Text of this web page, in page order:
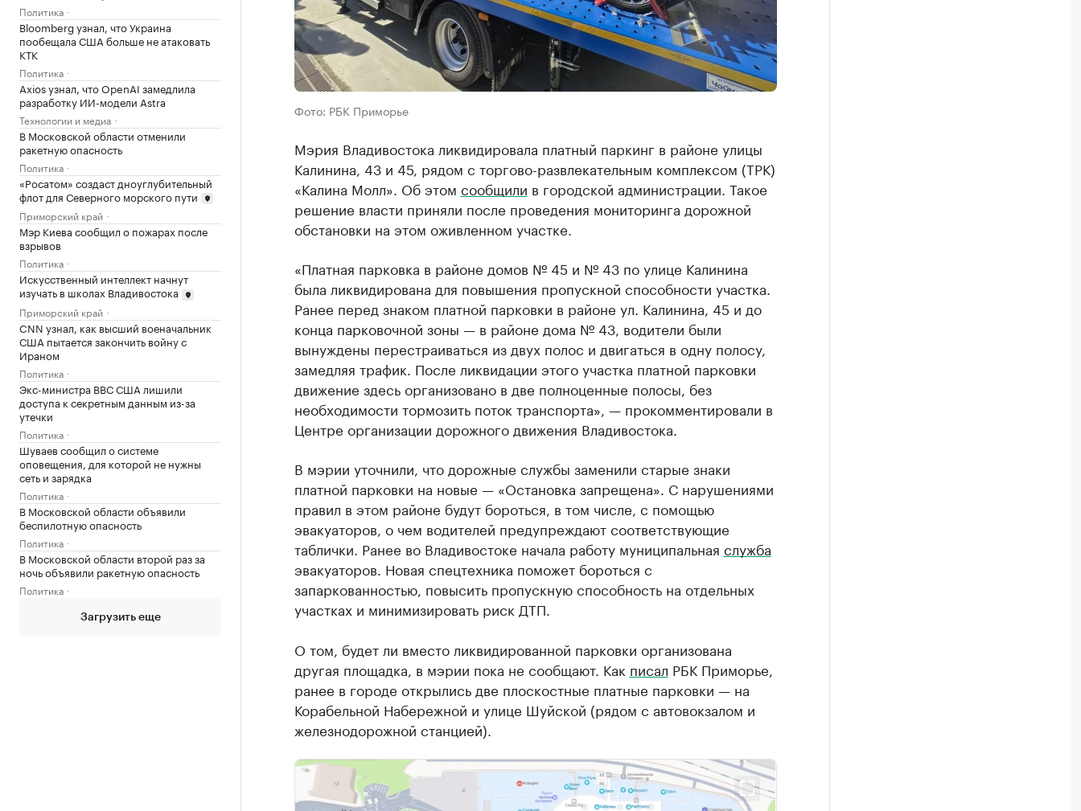
Политика
Bloomberg узнал, что Украина
пообещала США больше не атаковать
КТК
Политика
Axios узнал, что OpenAI замедлила
разработку ИИ-модели Astra
Технологии и медиа
В Московской области отменили
ракетную опасность
Политика
«Росатом» создаст дноуглубительный
флот для Северного морского пути
Приморский край
Мэр Киева сообщил о пожарах после
взрывов
Политика
Искусственный интеллект начнут
изучать в школах Владивостока
Приморский край
CNN узнал, как высший военачальник
США пытается закончить войну с
Ираном
Политика
Экс-министра ВВС США лишили
доступа к секретным данным из-за
утечки
Политика
Шуваев сообщил о системе
оповещения, для которой не нужны
сеть и зарядка
Политика
В Московской области объявили
беспилотную опасность
Политика
В Московской области второй раз за
ночь объявили ракетную опасность
Политика
Загрузить еще
Фото: РБК Приморье
Мэрия Владивостока ликвидировала платный паркинг в районе улицы
Калинина, 43 и 45, рядом с торгово-развлекательным комплексом (ТРК)
«Калина Молл». Об этом сообщили в городской администрации. Такое
решение власти приняли после проведения мониторинга дорожной
обстановки на этом оживленном участке.
«Платная парковка в районе домов № 45 и № 43 по улице Калинина
была ликвидирована для повышения пропускной способности участка.
Ранее перед знаком платной парковки в районе ул. Калинина, 45 и до
конца парковочной зоны — в районе дома № 43, водители были
вынуждены перестраиваться из двух полос и двигаться в одну полосу,
замедляя трафик. После ликвидации этого участка платной парковки
движение здесь организовано в две полноценные полосы, без
необходимости тормозить поток транспорта», — прокомментировали в
Центре организации дорожного движения Владивостока.
В мэрии уточнили, что дорожные службы заменили старые знаки
платной парковки на новые — «Остановка запрещена». С нарушениями
правил в этом районе будут бороться, в том числе, с помощью
эвакуаторов, о чем водителей предупреждают соответствующие
таблички. Ранее во Владивостоке начала работу муниципальная служба
эвакуаторов. Новая спецтехника поможет бороться с
запаркованностью, повысить пропускную способность на отдельных
участках и минимизировать риск ДТП.
О том, будет ли вместо ликвидированной парковки организована
другая площадка, в мэрии пока не сообщают. Как писал РБК Приморье,
ранее в городе открылись две плоскостные платные парковки — на
Корабельной Набережной и улице Шуйской (рядом с автовокзалом и
железнодорожной станцией).